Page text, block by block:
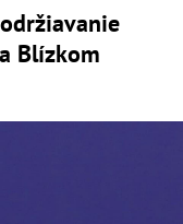
Blízkom